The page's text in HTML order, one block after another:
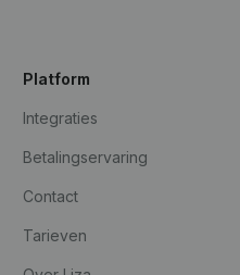
Platform
Integraties
Betalingservaring
Contact
Tarieven